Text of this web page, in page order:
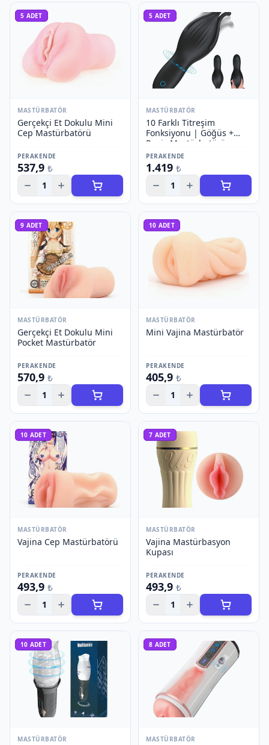
5 ADET
MASTÜRBATÖR
Gerçekçi Et Dokulu Mini
Cep Mastürbatörü
PERAKENDE
537,9 ₺
1
5 ADET
MASTÜRBATÖR
10 Farklı Titreşim
Fonksiyonu | Göğüs +
Penis Mastürbatörü
PERAKENDE
1.419 ₺
1
9 ADET
MASTÜRBATÖR
Gerçekçi Et Dokulu Mini
Pocket Mastürbatör
PERAKENDE
570,9 ₺
1
10 ADET
MASTÜRBATÖR
Mini Vajina Mastürbatör
PERAKENDE
405,9 ₺
1
10 ADET
MASTÜRBATÖR
Vajina Cep Mastürbatörü
PERAKENDE
493,9 ₺
1
7 ADET
MASTÜRBATÖR
Vajina Mastürbasyon
Kupası
PERAKENDE
493,9 ₺
1
10 ADET
MASTÜRBATÖR
8 ADET
MASTÜRBATÖR